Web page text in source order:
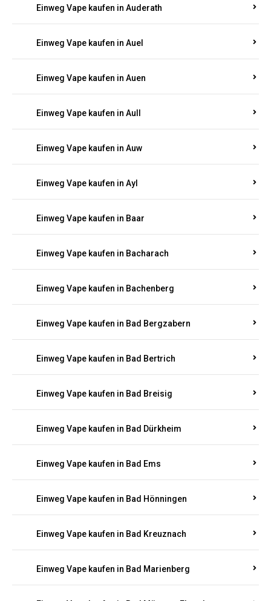
Einweg Vape kaufen in Auderath
Einweg Vape kaufen in Auel
Einweg Vape kaufen in Auen
Einweg Vape kaufen in Aull
Einweg Vape kaufen in Auw
Einweg Vape kaufen in Ayl
Einweg Vape kaufen in Baar
Einweg Vape kaufen in Bacharach
Einweg Vape kaufen in Bachenberg
Einweg Vape kaufen in Bad Bergzabern
Einweg Vape kaufen in Bad Bertrich
Einweg Vape kaufen in Bad Breisig
Einweg Vape kaufen in Bad Dürkheim
Einweg Vape kaufen in Bad Ems
Einweg Vape kaufen in Bad Hönningen
Einweg Vape kaufen in Bad Kreuznach
Einweg Vape kaufen in Bad Marienberg